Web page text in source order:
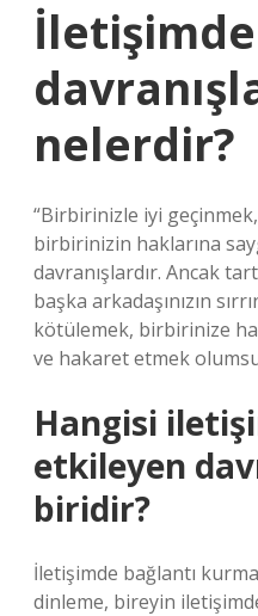
nelerdir?
“Birbirinizle iyi
birbirinizin haklarına
davranışlardır. Ancak
başka arkadaşınızın
kötülemek, birbirinize
ve hakaret etmek
Hangisi
etkileyen
biridir?
İletişimde bağlantı
dinleme, bireyin